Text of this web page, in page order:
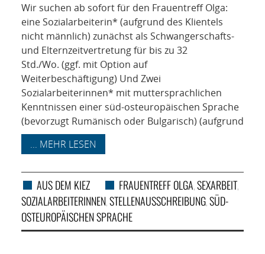
Wir suchen ab sofort für den Frauentreff Olga:
eine Sozialarbeiterin* (aufgrund des Klientels
nicht männlich) zunächst als Schwangerschafts-
und Elternzeitvertretung für bis zu 32
Std./Wo. (ggf. mit Option auf
Weiterbeschäftigung) Und Zwei
Sozialarbeiterinnen* mit muttersprachlichen
Kenntnissen einer süd-osteuropäischen Sprache
(bevorzugt Rumänisch oder Bulgarisch) (aufgrund
... MEHR LESEN
AUS DEM KIEZ FRAUENTREFF OLGA,SEXARBEIT,
SOZIALARBEITERINNEN,STELLENAUSSCHREIBUNG,SÜD-
OSTEUROPÄISCHEN SPRACHE